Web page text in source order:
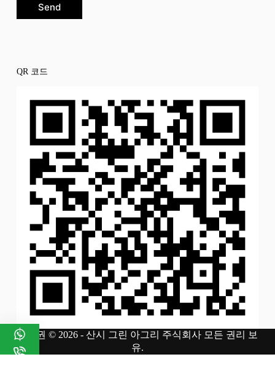
Send
QR 코드
저작권 © 2026 - 산시 그린 아그리 주식회사 모든 권리 보
유.